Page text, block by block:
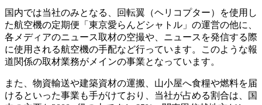
国内では当社のみとなる、回転翼（ヘリコプター）を使用し
た航空機の定期便「東京愛らんどシャトル」の運営の他に、
各メディアのニュース取材の空撮や、ニュースを発信する際
に使用される航空機の手配など行っています。このような報
道関係の取材業務がメインの事業となっています。
また、物資輸送や建築資材の運搬、山小屋へ食糧や燃料を届
けるといった事業も手がけており、当社が占める割合は、国